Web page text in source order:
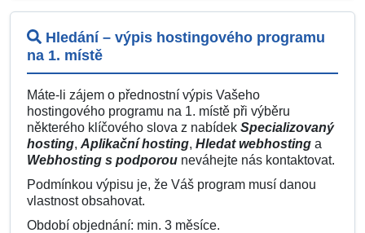
Hledání – výpis hostingového programu
na 1. místě
Máte-li zájem o přednostní výpis Vašeho
hostingového programu na 1. místě při výběru
některého klíčového slova z nabídek Specializovaný
hosting, Aplikační hosting, Hledat webhosting a
Webhosting s podporou neváhejte nás kontaktovat.
Podmínkou výpisu je, že Váš program musí danou
vlastnost obsahovat.
Období objednání: min. 3 měsíce.